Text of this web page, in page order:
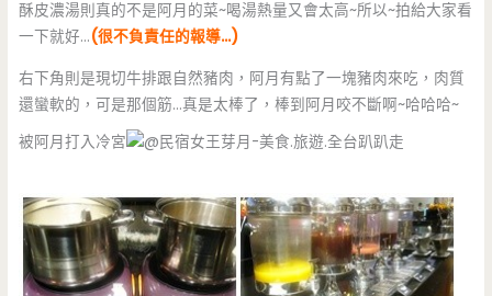
酥皮濃湯則真的不是阿月的菜~喝湯熱量又會太高~所以~拍給大家看
一下就好…(很不負責任的報導…)
右下角則是現切牛排跟自然豬肉，阿月有點了一塊豬肉來吃，肉質
還蠻軟的，可是那個筋…真是太棒了，棒到阿月咬不斷啊~哈哈哈~
被阿月打入冷宮